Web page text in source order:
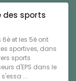
des sports
et les 5è ont
sportives, dans
sports
d'EPS dans le
...